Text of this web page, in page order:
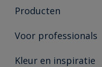
Over Sikkens
Duurzaamheid
Producten
Producten voor binnen
Vind je verkooppunt
Voor professionals
Sikkens Partners 🔗
Kleur en inspiratie